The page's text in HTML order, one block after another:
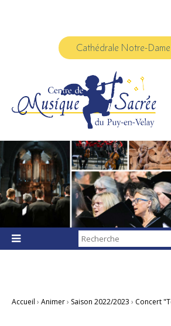
Cathédrale Notre-Dame

Chercher par
Recherche
Accueil › Animer› Saison 2022/2023 › Concert